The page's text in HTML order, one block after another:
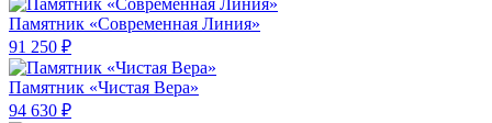
Памятник «Современная Линия»
91 250 ₽
Памятник «Чистая Вера»
94 630 ₽